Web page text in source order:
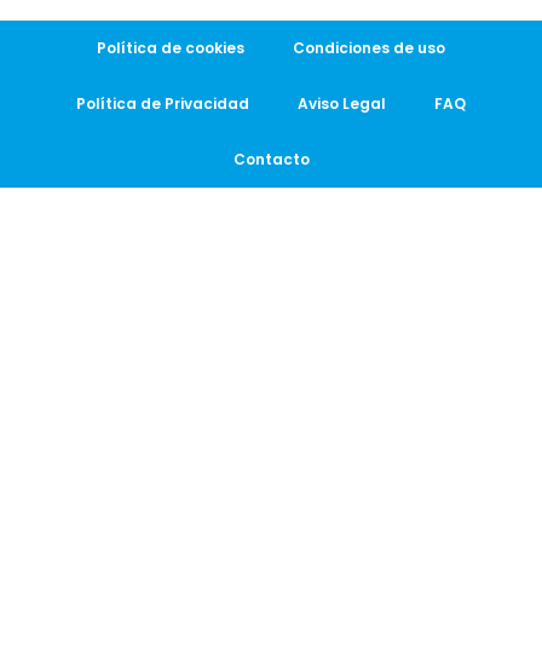
Política de cookies Condiciones de uso
Política de Privacidad Aviso Legal FAQ
Contacto